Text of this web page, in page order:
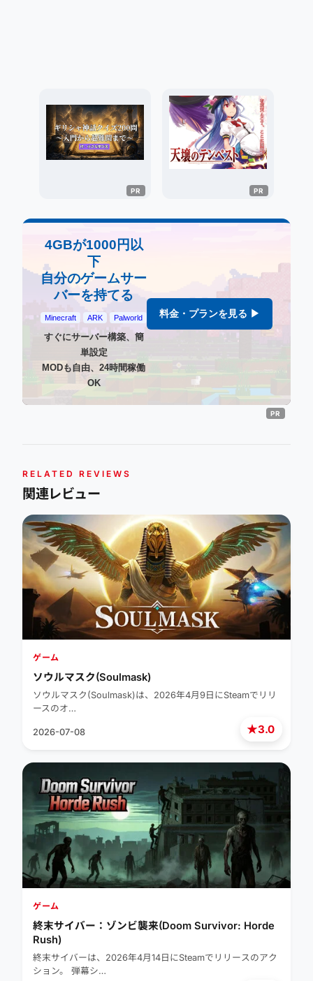
4GBが1000円以
下
自分のゲームサー
バーを持てる
Minecraft ARK Palworld
すぐにサーバー構築、簡
単設定
MODも自由、24時間稼働
OK
料金・プランを見る ▶
RELATED REVIEWS
関連レビュー
★3.0
ゲーム
ソウルマスク(Soulmask)
ソウルマスク(Soulmask)は、2026年4月9日にSteamでリリ
ースのオ…
2026-07-08
ゲーム
終末サイバー：ゾンビ襲来(Doom Survivor: Horde
Rush)
終末サイバーは、2026年4月14日にSteamでリリースのアク
ション。 弾幕シ…